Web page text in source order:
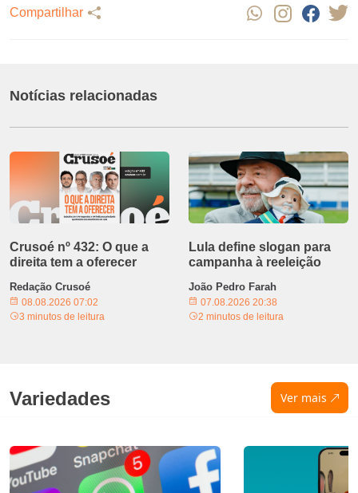
Compartilhar
Notícias relacionadas
Crusoé nº 432: O que a
direita tem a oferecer
Redação Crusoé
08.08.2026 07:02
3 minutos de leitura
Lula define slogan para
campanha à reeleição
João Pedro Farah
07.08.2026 20:38
2 minutos de leitura
Variedades Ver mais